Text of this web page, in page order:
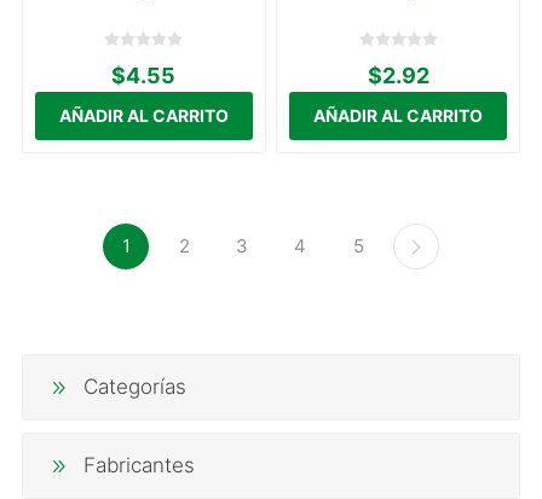
$4.55 $2.92
1 2 3 4 5
Categorías
Fabricantes